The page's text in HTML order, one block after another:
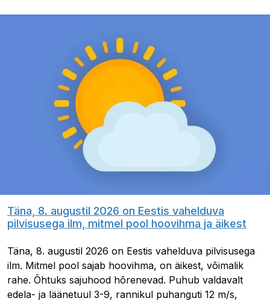
Täna, 8. augustil 2026 on Eestis vahelduva
pilvisusega ilm, mitmel pool hoovihma ja äikest
Täna, 8. augustil 2026 on Eestis vahelduva pilvisusega
ilm. Mitmel pool sajab hoovihma, on äikest, võimalik
rahe. Õhtuks sajuhood hõrenevad. Puhub valdavalt
edela- ja läänetuul 3-9, rannikul puhanguti 12 m/s,